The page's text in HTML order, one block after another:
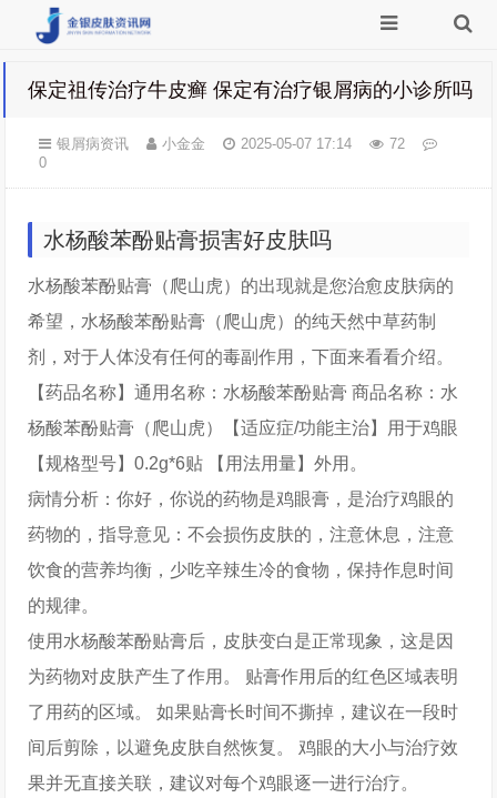
保定祖传治疗牛皮癣 保定有治疗银屑病的小诊所吗
银屑病资讯 小金金 2025-05-07 17:14
72
0
水杨酸苯酚贴膏损害好皮肤吗
水杨酸苯酚贴膏（爬山虎）的出现就是您治愈皮肤病的
希望，水杨酸苯酚贴膏（爬山虎）的纯天然中草药制
剂，对于人体没有任何的毒副作用，下面来看看介绍。
【药品名称】通用名称：水杨酸苯酚贴膏 商品名称：水
杨酸苯酚贴膏（爬山虎）【适应症/功能主治】用于鸡眼
【规格型号】0.2g*6贴 【用法用量】外用。
病情分析：你好，你说的药物是鸡眼膏，是治疗鸡眼的
药物的，指导意见：不会损伤皮肤的，注意休息，注意
饮食的营养均衡，少吃辛辣生冷的食物，保持作息时间
的规律。
使用水杨酸苯酚贴膏后，皮肤变白是正常现象，这是因
为药物对皮肤产生了作用。 贴膏作用后的红色区域表明
了用药的区域。 如果贴膏长时间不撕掉，建议在一段时
间后剪除，以避免皮肤自然恢复。 鸡眼的大小与治疗效
果并无直接关联，建议对每个鸡眼逐一进行治疗。